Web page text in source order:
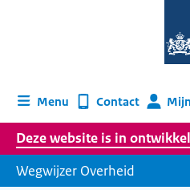
Menu Contact
Deze website is in
Wegwijzer Overheid